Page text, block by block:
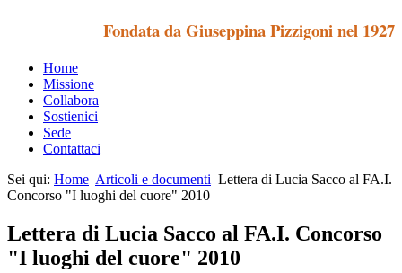
Fondata da Giuseppina Pizzigoni nel 1927
Home
Missione
Collabora
Sostienici
Sede
Contattaci
Sei qui: Home Articoli e documenti Lettera di Lucia Sacco al FA.I.
Concorso "I luoghi del cuore" 2010
Lettera di Lucia Sacco al FA.I. Concorso
"I luoghi del cuore" 2010